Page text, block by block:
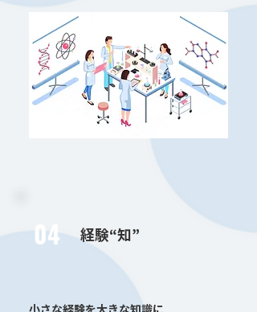
04 経験“知”
小さな経験を大きな知識に